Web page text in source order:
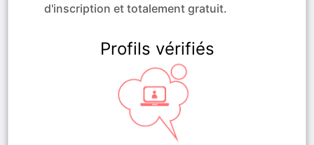
d'inscription et totalement gratuit.
Profils vérifiés